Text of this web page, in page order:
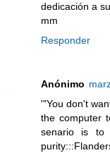
dedicación a
mm
Responder
Anónimo
'"You don't
the computer
senario is to